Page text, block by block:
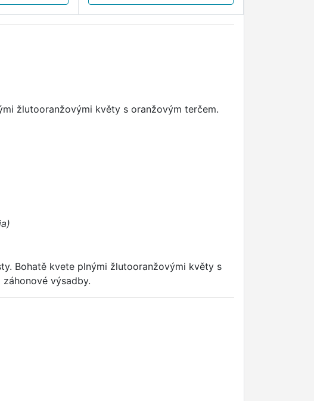
žlutooranžovými květy s oranžovým terčem.
Bohatě kvete plnými žlutooranžovými květy s
výsadby.